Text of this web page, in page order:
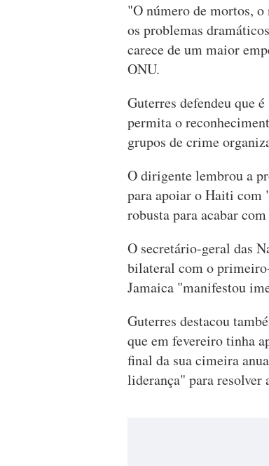
"O número de mortos, o
os problemas
carece de um maior
ONU.
Guterres defendeu que
permita o
grupos de crime
O dirigente lembrou a
para apoiar o Haiti com
robusta para acabar
O secretário-geral das
bilateral com o
Jamaica "manifestou
Guterres destacou
que em fevereiro tinha
final da sua cimeira
liderança" para resolver